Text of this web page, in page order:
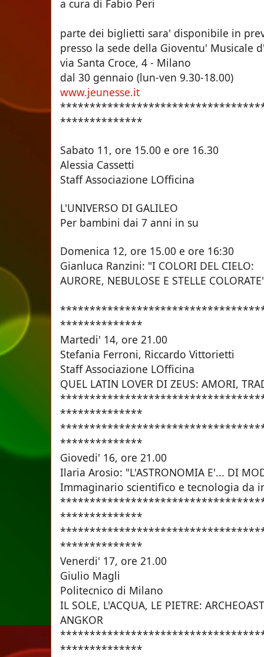
a cura di Fabio Peri
parte dei biglietti sara' disponibile in
presso la sede della Gioventu' Musicale
via Santa Croce, 4 - Milano
dal 30 gennaio (lun-ven 9.30-18.00)
www.jeunesse.it
**************
Sabato 11, ore 15.00 e
Alessia Cassetti
Staff Associazione LOfficina
L'UNIVERSO DI GALILEO
Per bambini dai 7 anni in su
Domenica 12, ore 15.00 e
Gianluca Ranzini: "I COLORI DEL CIELO:
AURORE, NEBULOSE E STELLE
Martedi' 14, ore
Stefania Ferroni, Riccardo Vittorietti
Staff Associazione LOfficina
QUEL LATIN LOVER DI ZEUS: AMORI,
**************
**************
Giovedi' 16, ore
Ilaria Arosio: "L'ASTRONOMIA E'... DI
Immaginario scientifico e tecnologia da
**************
**************
Venerdi' 17, ore
Giulio Magli
Politecnico di Milano
IL SOLE, L'ACQUA, LE PIETRE:
ANGKOR
**************